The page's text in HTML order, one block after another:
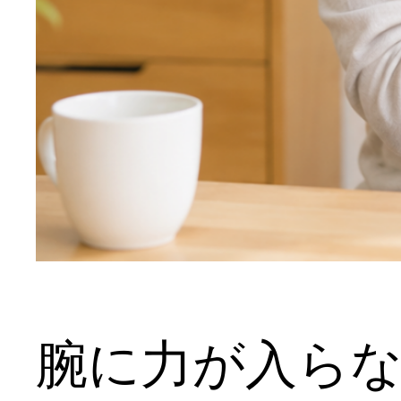
腕に力が入ら